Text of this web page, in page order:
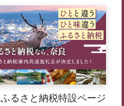
ふるさと納税特設ページ